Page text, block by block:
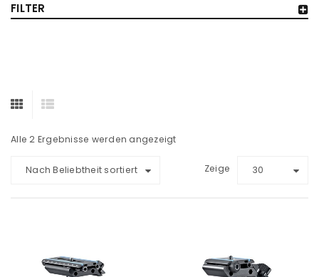
FILTER
Alle 2 Ergebnisse werden angezeigt
Nach Beliebtheit sortiert Zeige 30